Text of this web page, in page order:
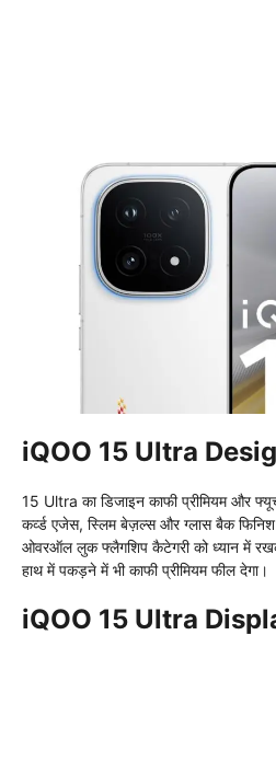
iQOO 15 Ultra
15 Ultra का डिजाइन काफी प्रीमियम और
कर्व्ड एजेस, स्लिम बेज़ल्स और ग्लास बैक
ओवरऑल लुक फ्लैगशिप कैटेगरी को ध्यान में
हाथ में पकड़ने में भी काफी प्रीमियम फील देगा।
iQOO 15 Ultra